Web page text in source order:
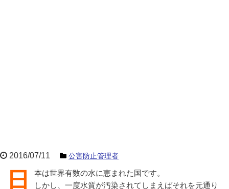
2016/07/11 公害防止管理者
日本は世界有数の水に恵まれた国です。
しかし、一度水質が汚染されてしまえばそれを元通り